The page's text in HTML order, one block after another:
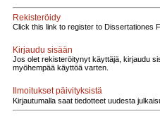
Rekisteröidy
Click this link to register to Dissertationes
Kirjaudu sisään
Jos olet rekisteröitynyt käyttäjä, kirjaudu
myöhempää käyttöä varten.
Ilmoitukset päivityksistä
Kirjautumalla saat tiedotteet uudesta